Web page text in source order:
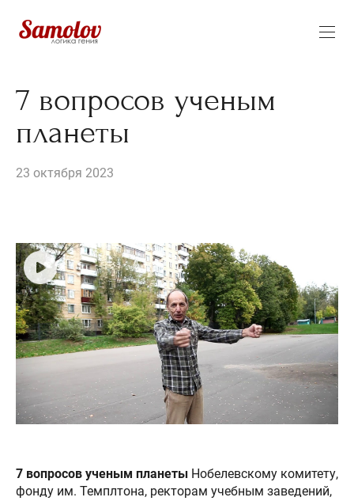
7 вопросов ученым
планеты
23 октября 2023
7 вопросов ученым планеты Нобелевскому комитету,
фонду им. Темплтона, ректорам учебным заведений,